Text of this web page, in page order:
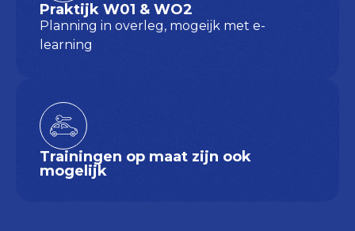
Praktijk W01 & WO2
Planning in overleg, mogeijk met e-
learning
Trainingen op maat zijn ook
mogelijk